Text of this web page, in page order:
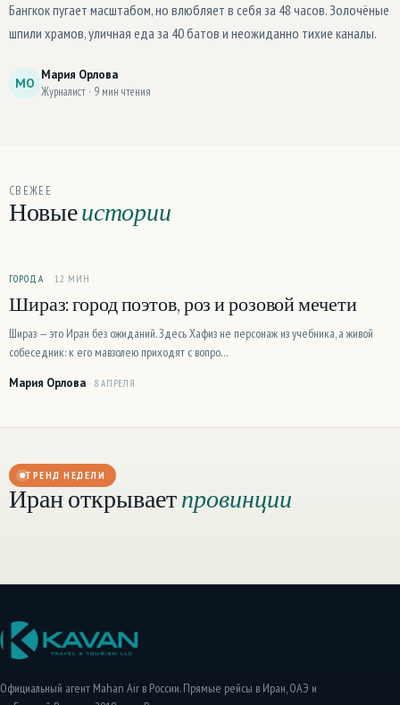
Бангкок пугает масштабом, но влюбляет в себя за 48 часов. Золочёные
шпили храмов, уличная еда за 40 батов и неожиданно тихие каналы.
МО Мария Орлова
Журналист · 9 мин чтения
СВЕЖЕЕ
Новыеистории
ГОРОДА 12 МИН
Шираз: город поэтов, роз и розовой мечети
Шираз — это Иран без ожиданий. Здесь Хафиз не персонаж из учебника, а живой
собеседник: к его мавзолею приходят с вопро…
Мария Орлова · 8 АПРЕЛЯ
ТРЕНД НЕДЕЛИ
Иран открываетпровинции
рынки и храмы
ГОРОДА
Официальный агент Mahan Air в России. Прямые рейсы в Иран, ОАЭ и